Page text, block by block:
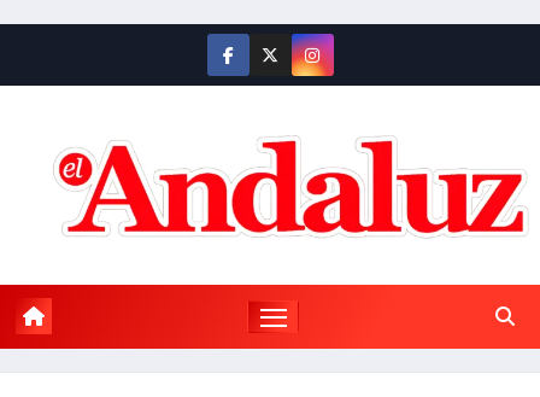
contenido